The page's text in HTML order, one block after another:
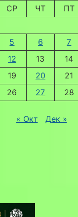
СР ЧТ ПТ
5 6 7
12 13 14
19 20 21
26 27 28
« Окт Дек »